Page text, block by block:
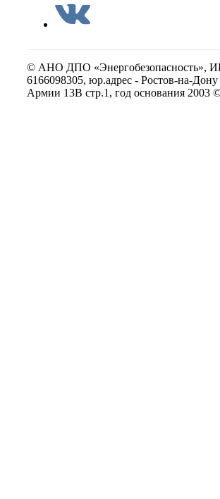
© АНО ДПО «Энергобезопасность»,
6166098305, юр.адрес - Ростов-на-
Армии 13В стр.1, год основания 2003